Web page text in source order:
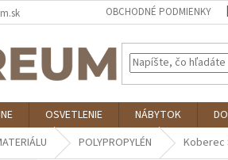
OBCHODNÉ PODMIENKY
OSVETLENIE NÁBYTOK
POLYPROPYLÉN Koberec